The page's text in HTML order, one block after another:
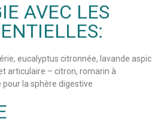
AVEC LES
eucalyptus citronnée, lavande aspic
articulaire – citron, romarin à
la sphère digestive